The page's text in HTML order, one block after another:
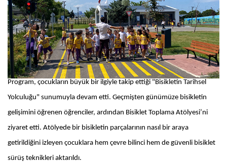
Program, çocukların büyük bir ilgiyle takip ettiği "Bisikletin Tarihsel
Yolculuğu" sunumuyla devam etti. Geçmişten günümüze bisikletin
gelişimini öğrenen öğrenciler, ardından Bisiklet Toplama Atölyesi’ni
ziyaret etti. Atölyede bir bisikletin parçalarının nasıl bir araya
getirildiğini izleyen çocuklara hem çevre bilinci hem de güvenli bisiklet
sürüş teknikleri aktarıldı.